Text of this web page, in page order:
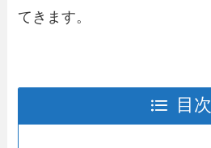
てきます。
目次